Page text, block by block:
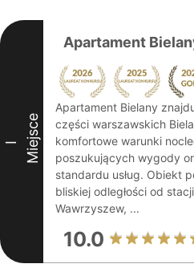
I Miejsce
Apartament
Apartament Bielany
części warszawskich
komfortowe warunki
poszukujących wygody
standardu usług. Obiekt
bliskiej odległości od
Wawrzyszew, ...
10.0